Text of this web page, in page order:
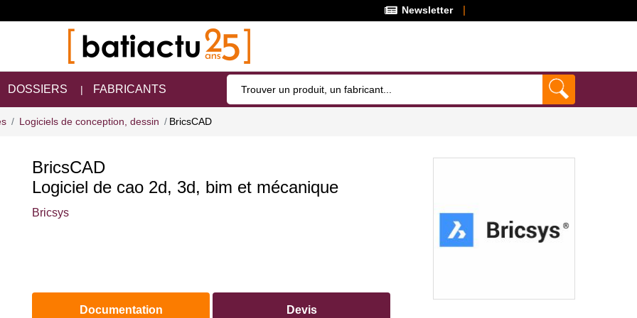
Newsletter
DOSSIERS FABRICANTS
Logiciels de conception, dessin BricsCAD
BricsCAD
Logiciel de cao 2d, 3d, bim et mécanique
Bricsys
Documentation Devis